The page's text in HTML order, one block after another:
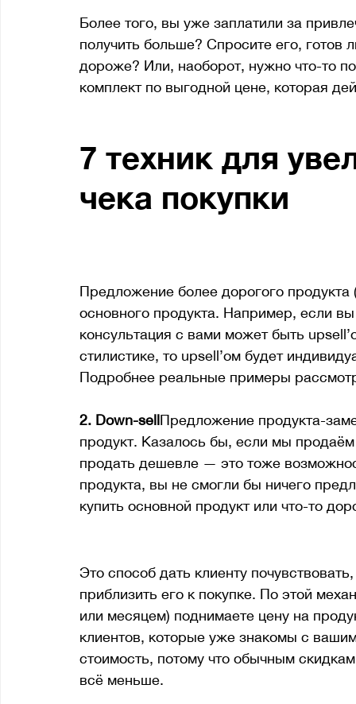
Более того, вы уже заплатили за
получить больше? Спросите его, готов
дороже? Или, наоборот, нужно что-то
комплект по выгодной цене, которая
7 техник для
чека покупки
Предложение более дорогого
основного продукта. Например, если
консультация с вами может быть
стилистике, то upsell’ом будет
Подробнее реальные примеры
2. Down-sellПредложение продукта-
продукт. Казалось бы, если мы
продать дешевле — это тоже
продукта, вы не смогли бы ничего
купить основной продукт или что-то
Это способ дать клиенту
приблизить его к покупке. По этой
или месяцем) поднимаете цену на
клиентов, которые уже знакомы с
стоимость, потому что обычным
всё меньше.